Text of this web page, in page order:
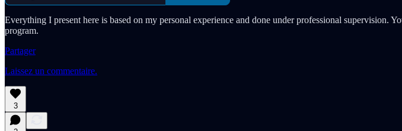
Everything I present here is based on my personal experience and done under professional supervision.
program.
Partager
Laissez un commentaire.
3